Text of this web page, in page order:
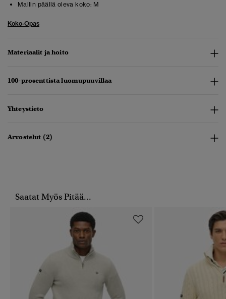
Mallin päällä oleva koko: M
Koko-Opas
Materiaalit ja hoito
100-prosenttista luomupuuvillaa
Yhteystieto
Arvostelut (2)
Saatat Myös Pitää...